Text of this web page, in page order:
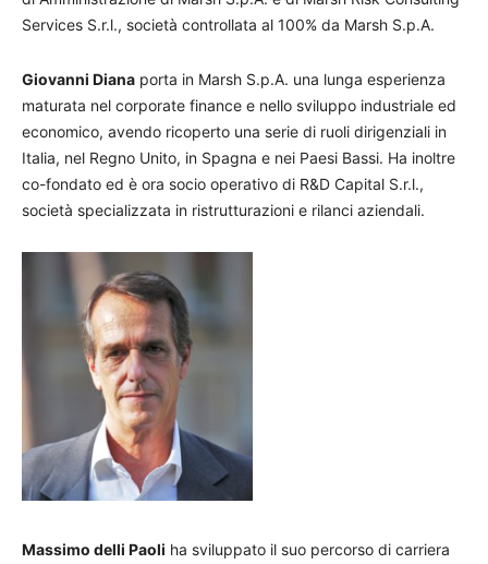
Services S.r.l., società controllata al 100% da Marsh S.p.A.
Giovanni Diana porta in Marsh S.p.A. una lunga esperienza
maturata nel corporate finance e nello sviluppo industriale ed
economico, avendo ricoperto una serie di ruoli dirigenziali in
Italia, nel Regno Unito, in Spagna e nei Paesi Bassi. Ha inoltre
co-fondato ed è ora socio operativo di R&D Capital S.r.l.,
società specializzata in ristrutturazioni e rilanci aziendali.
Massimo delli Paoli ha sviluppato il suo percorso di carriera